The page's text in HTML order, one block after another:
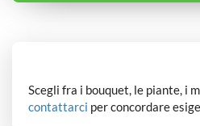
Scegli fra i bouquet, le piante, i
contattarci per concordare